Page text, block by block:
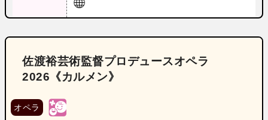
佐渡裕芸術監督プロデュースオペラ
2026《カルメン》
オペラ